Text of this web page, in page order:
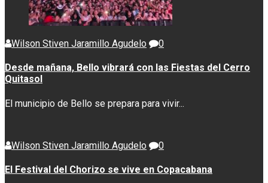
Wilson Stiven Jaramillo Agudelo 0
Desde mañana, Bello vibrará con las Fiestas del Cerro
Quitasol
El municipio de Bello se prepara para vivir...
Wilson Stiven Jaramillo Agudelo 0
El Festival del Chorizo se vive en Copacabana